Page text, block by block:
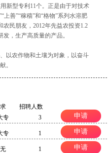
新型专利11个。正是由于对技术
善”“稼穑”和“格物”系列水溶肥
民朋友，2012年先益农投资1.2
，生产高质量的产品。
以农作物和土壤为对象，以奋斗
。
招聘人数
专 3 申请
专 1 申请
无 1 申请